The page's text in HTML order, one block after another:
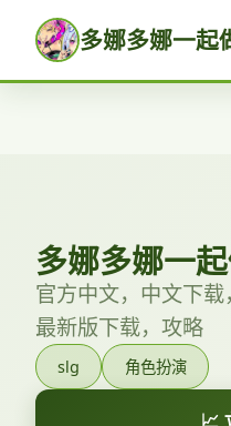
多娜多娜一起
多娜多娜一
官方中文，中文下载
最新版下载，攻略
slg 角色扮演
📈